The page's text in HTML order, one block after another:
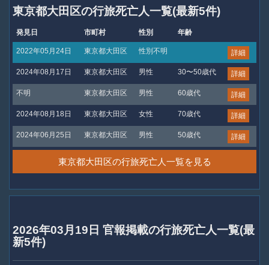
東京都大田区の行旅死亡人一覧(最新5件)
発見日 市町村 性別 年齢
2022年05月24日 東京都大田区 性別不明 詳細
2024年08月17日 東京都大田区 男性 30〜50歳代 詳細
不明 東京都大田区 男性 60歳代 詳細
2024年08月18日 東京都大田区 女性 70歳代 詳細
2024年06月25日 東京都大田区 男性 50歳代 詳細
東京都大田区の行旅死亡人一覧を見る
2026年03月19日 官報掲載の行旅死亡人一覧(最
新5件)